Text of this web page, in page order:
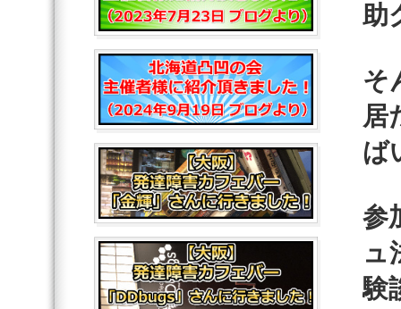
助
そ
居
ば
参
ュ
験